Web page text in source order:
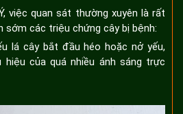
việc quan sát thường xuyên là rất
sớm các triệu chứng cây bị bệnh:
lá cây bắt đầu héo hoặc nở yếu,
của quá nhiều ánh sáng trực